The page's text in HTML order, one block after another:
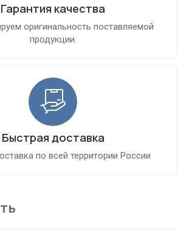
Гарантия качества
оригинальность поставляемой
продукции.
Быстрая доставка
по всей территории России